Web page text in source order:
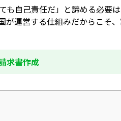
も自己責任だ」と諦める必
が運営する仕組みだからこそ
求書作成